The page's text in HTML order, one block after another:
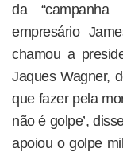
da
empresário
chamou a
Jaques Wagner,
que fazer pela
não é golpe’,
apoiou o golpe